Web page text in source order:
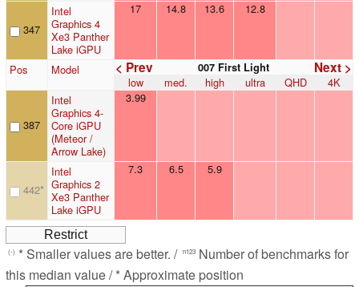
347
Intel
Graphics 4
Xe3 Panther
Lake iGPU
17 14.8 13.6 12.8
Pos Model < Prev Next >
007 First Light
low med. high ultra QHD 4K
387
Intel
Graphics 4-
Core iGPU
(Meteor /
Arrow Lake)
3.99
442*
Intel
Graphics 2
Xe3 Panther
Lake iGPU
7.3 6.5 5.9
(-) * Smaller values are better. / n123 Number of benchmarks for
this median value / * Approximate position